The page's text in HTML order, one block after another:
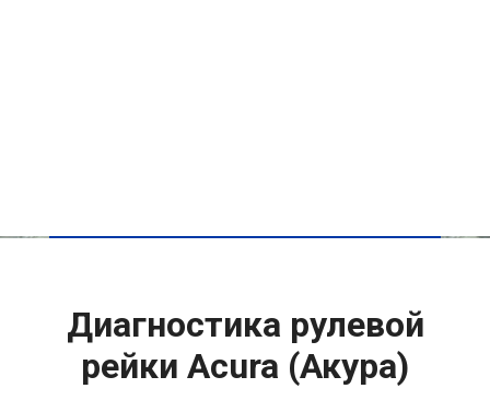
Диагностика рулевой
рейки Acura (Акура)